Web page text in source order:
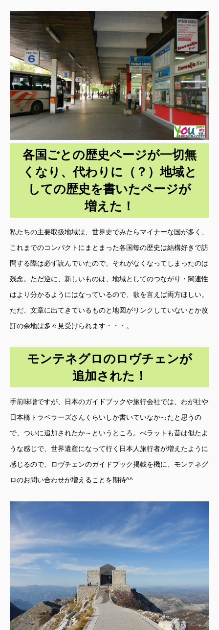
各国ごとの歴史ページが一切無
くなり、代わりに（？）地域と
しての歴史を書いたページが
増えた！
私たちの主要取扱地域は、世界史でみたらマイナーな国が多く、
これまでのコンパクトにまとまった各国毎の歴史は結構好きで訪
問する際は必ず読んでいたので、それがなくなってしまったのは
残念。ただ逆に、新しいものは、地域としてのつながり・関連性
はより分かるようにはなっているので、欲を言えば両方ほしい。
ただ、文章に出てきているものと地図がリンクしていないとか改
訂の余地は多々見受けられます・・・。
モンテネグロのロヴチェンが
追加された！
手前味噌ですが、日本のガイドブックや旅行会社では、わが社や
日本橋トラベラーズさんくらいしか書いていなかったと思うの
で、ついに追加されたか～というところ。べラットも昔は似たよ
うな感じで、世界遺産になって行く日本人旅行者が増えたように
感じるので、ロヴチェンのガイドブック掲載を機に、モンテネグ
ロのお問い合わせが増えることを期待^^